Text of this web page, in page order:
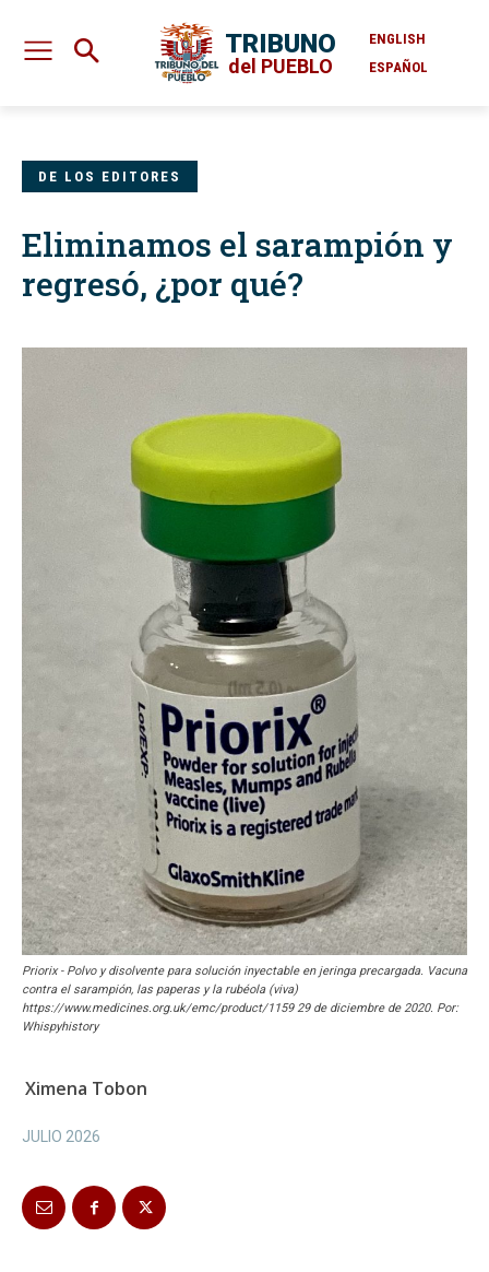
TRIBUNO
del PUEBLO
ENGLISH
ESPAÑOL
DE LOS EDITORES
Eliminamos el sarampión y
regresó, ¿por qué?
Priorix - Polvo y disolvente para solución inyectable en jeringa precargada. Vacuna
contra el sarampión, las paperas y la rubéola (viva)
https://www.medicines.org.uk/emc/product/1159 29 de diciembre de 2020. Por:
Whispyhistory
Ximena Tobon
JULIO 2026